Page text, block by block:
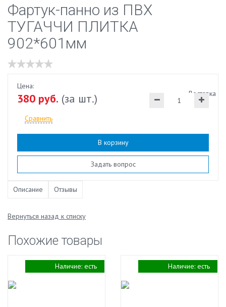
Фартук-панно из ПВХ
ТУГАЧЧИ ПЛИТКА
902*601мм
Доставка
Цена:
380 руб. (за шт.)
Сравнить
В корзину
Задать вопрос
Описание Отзывы
Вернуться назад к списку
Похожие товары
Наличие: есть Наличие: есть